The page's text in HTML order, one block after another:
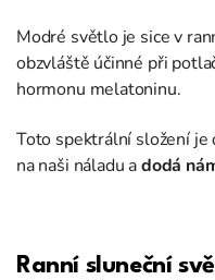
Modré světlo je sice v
obzvláště účinné při
hormonu melatoninu.
Toto spektrální složení
na naši náladu adodá
Ranní sluneční